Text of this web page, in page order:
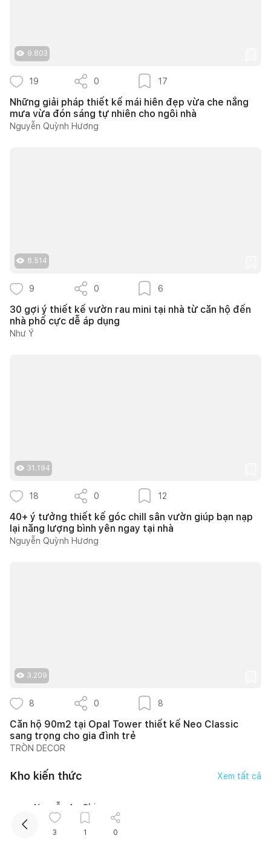
9.803
19 0 17
Những giải pháp thiết kế mái hiên đẹp vừa che nắng
mưa vừa đón sáng tự nhiên cho ngôi nhà
Nguyễn Quỳnh Hương
8.514
9 0 6
30 gợi ý thiết kế vườn rau mini tại nhà từ căn hộ đến
nhà phố cực dễ áp dụng
Như Ý
31.194
18 0 12
40+ ý tưởng thiết kế góc chill sân vườn giúp bạn nạp
lại năng lượng bình yên ngay tại nhà
Nguyễn Quỳnh Hương
3.209
8 0 8
Căn hộ 90m2 tại Opal Tower thiết kế Neo Classic
sang trọng cho gia đình trẻ
TRÒN DECOR
Kho kiến thức Xem tất cả
Nguyễn An Chi
3 1 0
Kết nối thiết kế, thi công